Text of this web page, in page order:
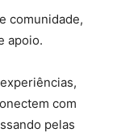
comunidade,
apoio.
com
pelas